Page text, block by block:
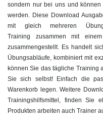
sondern nur bei uns und
werden. Diese Download
mit gleich mehreren
Training zusammen mit
zusammengestellt. Es handelt
Übungsabläufe, kombiniert mit
können Sie das tägliche Training
Sie sich selbst! Einfach die
Warenkorb legen. Weitere
Trainingshilfsmittel, finden Sie
Produkten arbeiten auch Trainer